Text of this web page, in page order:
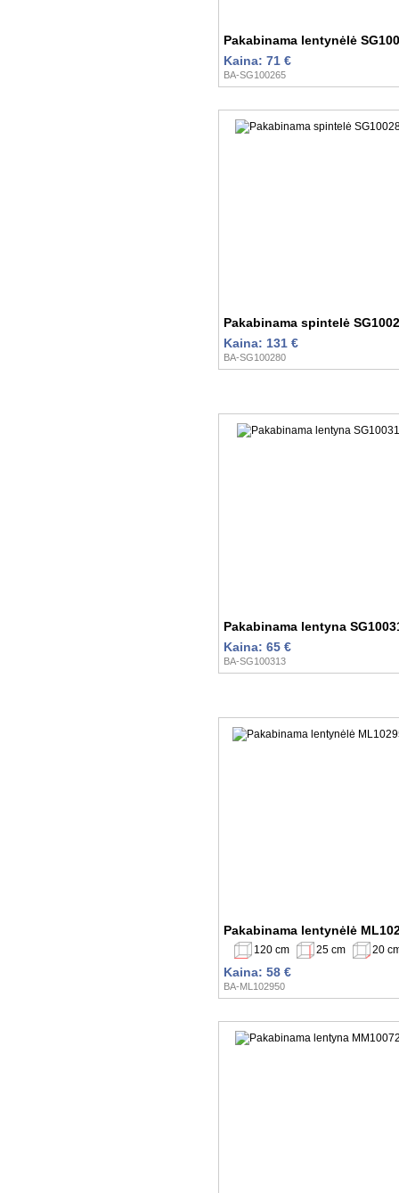
Pakabinama lentynėlė
Kaina: 71 €
BA-SG100265
Pakabinama spintelė
Kaina: 131 €
BA-SG100280
Pakabinama lentyna
Kaina: 65 €
BA-SG100313
Pakabinama lentynėlė
120 cm 25 cm 20
Kaina: 58 €
BA-ML102950